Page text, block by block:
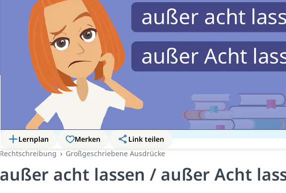
Lernplan Merken
Link teilen
Rechtschreibung
Großgeschriebene Ausdrücke
außer acht lassen / außer Acht